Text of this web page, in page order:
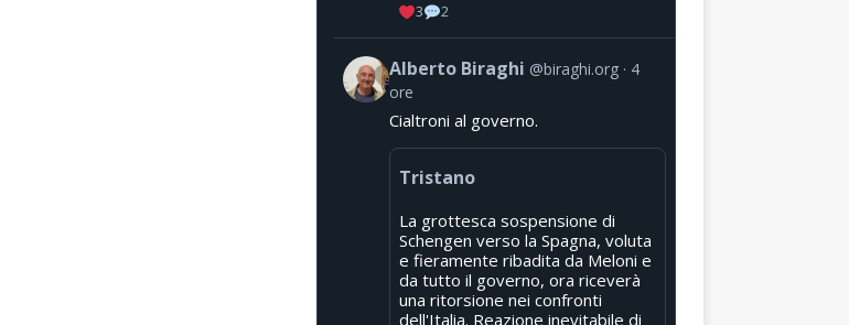
3 2
Alberto Biraghi @biraghi.org
4
ore
Cialtroni al governo.
Tristano
La grottesca sospensione di
Schengen verso la Spagna, voluta
e fieramente ribadita da Meloni e
da tutto il governo, ora riceverà
una ritorsione nei confronti
dell'Italia. Reazione inevitabile di